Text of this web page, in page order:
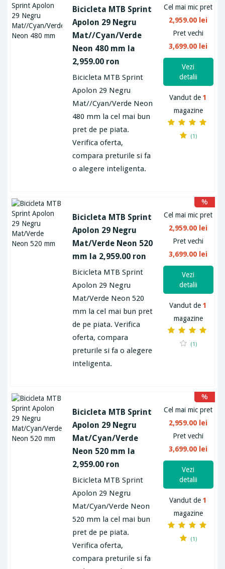
Bicicleta MTB Sprint
Apolon 29 Negru
Mat//Cyan/Verde
Neon 480 mm la
2,959.00 ron
Bicicleta MTB Sprint
Apolon 29 Negru
Mat//Cyan/Verde Neon
480 mm la cel mai bun
pret de pe piata.
Verifica oferta,
compara preturile si fa
o alegere inteligenta.
Cel mai mic pret
2,959.00 lei
Pret vechi
3,699.00 lei
Vezi
detalii
Vandut de1
magazine
(1)
Bicicleta MTB Sprint
Apolon 29 Negru
Mat/Verde Neon 520
mm la 2,959.00 ron
Bicicleta MTB Sprint
Apolon 29 Negru
Mat/Verde Neon 520
mm la cel mai bun pret
de pe piata. Verifica
oferta, compara
preturile si fa o alegere
inteligenta.
Cel mai mic pret
2,959.00 lei
Pret vechi
3,699.00 lei
%
Vezi
detalii
Vandut de1
magazine
(1)
Bicicleta MTB Sprint
Apolon 29 Negru
Mat/Cyan/Verde
Neon 520 mm la
2,959.00 ron
Bicicleta MTB Sprint
Apolon 29 Negru
Mat/Cyan/Verde Neon
520 mm la cel mai bun
pret de pe piata.
Verifica oferta,
compara preturile si fa
Cel mai mic pret
2,959.00 lei
Pret vechi
3,699.00 lei
%
Vezi
detalii
Vandut de1
magazine
(1)